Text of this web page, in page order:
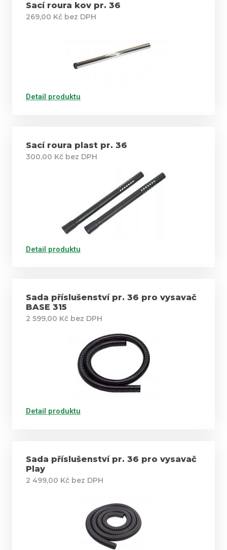
Sací roura kov pr. 36
269,00 Kč bez DPH
Detail produktu
Sací roura plast pr. 36
300,00 Kč bez DPH
Detail produktu
Sada příslušenství pr. 36 pro vysavač
BASE 315
2 599,00 Kč bez DPH
Detail produktu
Sada příslušenství pr. 36 pro vysavač
Play
2 499,00 Kč bez DPH